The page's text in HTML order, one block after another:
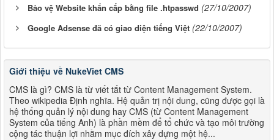
Bảo vệ Website khẩn cấp bằng file .htpasswd (27/10/2007)
Google Adsense đã có giao diện tiếng Việt (22/10/2007)
Giới thiệu về NukeViet CMS
CMS là gì? CMS là từ viết tắt từ Content Management System.
Theo wikipedia Định nghĩa. Hệ quản trị nội dung, cũng được gọi là
hệ thống quản lý nội dung hay CMS (từ Content Management
System của tiếng Anh) là phần mềm để tổ chức và tạo môi trường
cộng tác thuận lợi nhằm mục đích xây dựng một hệ...